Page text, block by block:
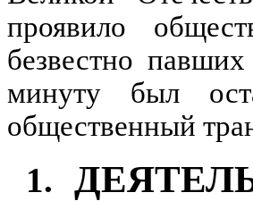
проявило
безвестно
минуту был
общественный
1.